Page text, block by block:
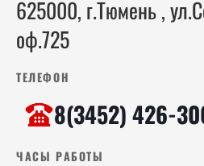
10
625000, г.Тюмень ,
оф.725
ТЕЛЕФОН
8(3452) 426-
ЧАСЫ РАБОТЫ